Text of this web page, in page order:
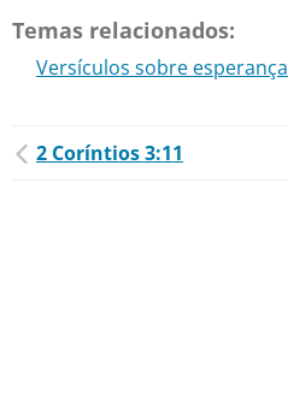
Temas relacionados:
Versículos sobre esperança
2 Coríntios 3:11